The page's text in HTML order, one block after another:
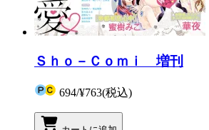
Ｓｈｏ－Ｃｏｍｉ 増刊
694/¥763(税込)